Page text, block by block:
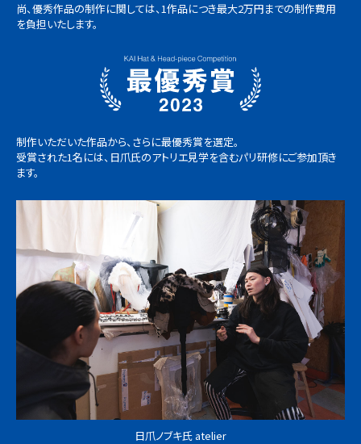
尚、優秀作品の制作に関しては、1作品につき最大2万円までの制作費用
を負担いたします。
制作いただいた作品から、さらに最優秀賞を選定。
受賞された1名には、日爪氏のアトリエ見学を含むパリ研修にご参加頂き
ます。
日爪ノブキ氏 atelier